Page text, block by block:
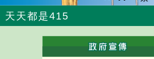
天天都是415